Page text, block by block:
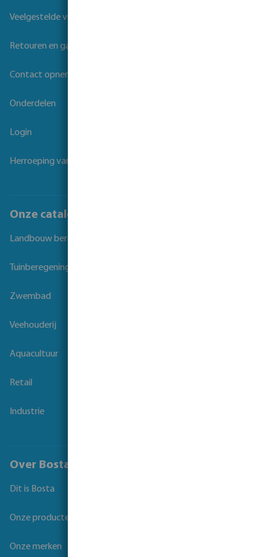
Veelgestelde vragen
Retouren en garantie
Contact opnemen
Onderdelen
Login
Herroeping van overeenkomst
Onze catalogi
Landbouw beregening
Tuinberegening
Zwembad
Veehouderij
Aquacultuur
Retail
Industrie
Over Bosta
Dit is Bosta
Onze producten
Onze merken